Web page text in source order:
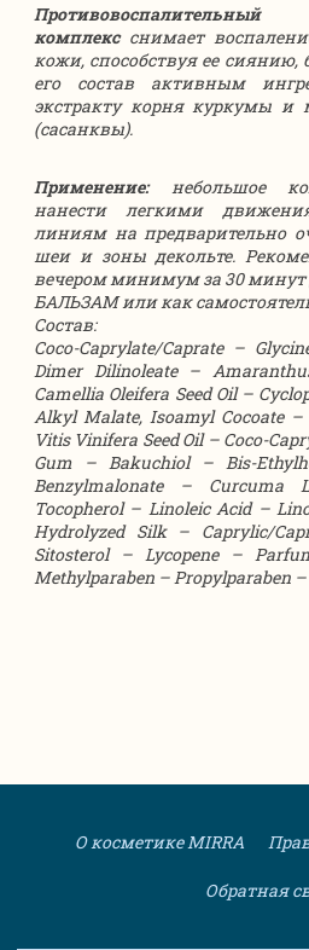
комплексснимает
кожи, способствуя ее
его состав активным
экстракту корня куркумы и
(сасанквы).
Применение: небольшое
нанести легкими
линиям на предварительно
шеи и зоны декольте.
вечером минимум за 30
БАЛЬЗАМ или как
Состав:
Coco-Caprylate/Caprate –
Dimer Dilinoleate –
Camellia Oleifera Seed Oil –
Alkyl Malate, Isoamyl Cocoate
Vitis Vinifera Seed Oil – Coco-
Gum – Bakuchiol – Bis-
Benzylmalonate – Curcuma
Tocopherol – Linoleic Acid –
Hydrolyzed Silk – Caprylic/
Sitosterol – Lycopene –
Methylparaben – Propylparaben
О косметике MIRRA
Обратная